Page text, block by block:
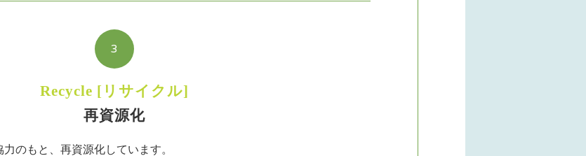
3
Recycle [リサイクル]
再資源化
のもと、再資源化しています。